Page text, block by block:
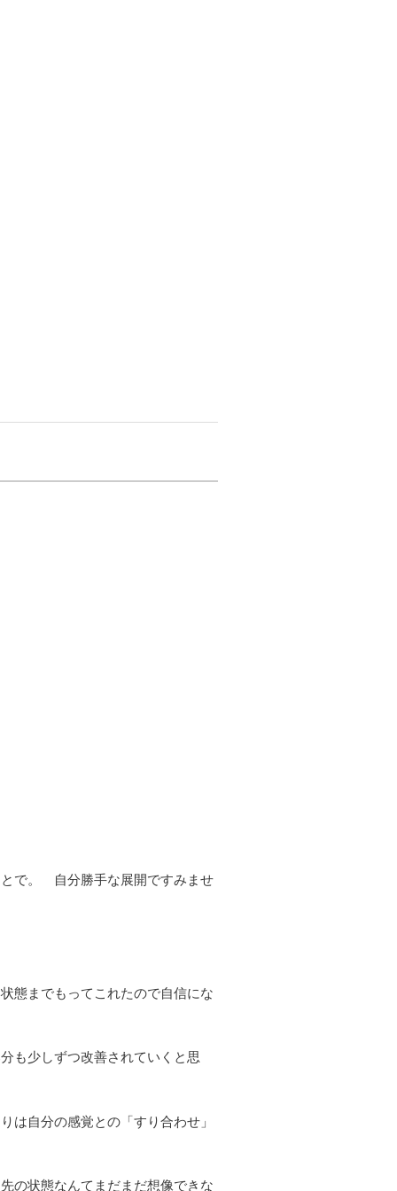
で。 自分勝手な展開ですみませ
態までもってこれたので自信にな
も少しずつ改善されていくと思
は自分の感覚との「すり合わせ」
の状態なんてまだまだ想像できな